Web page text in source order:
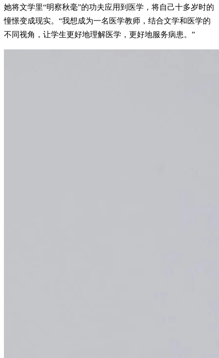
她将文学里“明察秋毫”的功夫应用到医学，将自己十多岁时的
憧憬变成现实。“我想成为一名医学教师，结合文学和医学的
不同视角，让学生更好地理解医学，更好地服务病患。”